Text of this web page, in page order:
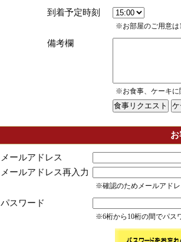
到着予定時刻
※お部屋のご用意は
備考欄
※お食事、ケーキに
メールアドレス
メールアドレス再入力
※確認のためメールアド
パスワード
※6桁から10桁の間でパス